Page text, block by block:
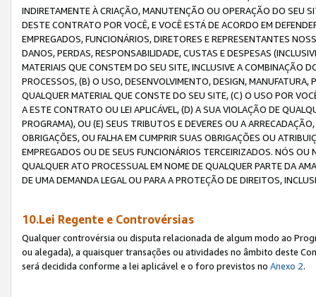
INDIRETAMENTE À CRIAÇÃO, MANUTENÇÃO OU OPERAÇÃO DO SEU
DESTE CONTRATO POR VOCÊ, E VOCÊ ESTÁ DE ACORDO EM
EMPREGADOS, FUNCIONÁRIOS, DIRETORES E REPRESENTANTES
DANOS, PERDAS, RESPONSABILIDADE, CUSTAS E DESPESAS
MATERIAIS QUE CONSTEM DO SEU SITE, INCLUSIVE A COMBINAÇÃO
PROCESSOS, (B) O USO, DESENVOLVIMENTO, DESIGN,
QUALQUER MATERIAL QUE CONSTE DO SEU SITE, (C) O USO POR
A ESTE CONTRATO OU LEI APLICÁVEL, (D) A SUA VIOLAÇÃO DE
PROGRAMA), OU (E) SEUS TRIBUTOS E DEVERES OU A
OBRIGAÇÕES, OU FALHA EM CUMPRIR SUAS OBRIGAÇÕES OU
EMPREGADOS OU DE SEUS FUNCIONÁRIOS TERCEIRIZADOS. NÓS
QUALQUER ATO PROCESSUAL EM NOME DE QUALQUER PARTE DA
DE UMA DEMANDA LEGAL OU PARA A PROTEÇÃO DE DIREITOS,
10.Lei Regente e Controvérsias
Qualquer controvérsia ou disputa relacionada de algum modo ao
ou alegada), a quaisquer transações ou atividades no âmbito deste
será decidida conforme a lei aplicável e o foro previstos no Anexo 2.